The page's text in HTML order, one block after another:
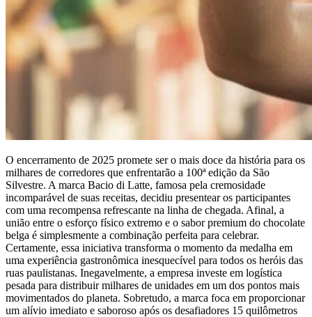
O encerramento de 2025 promete ser o mais doce da história para os
milhares de corredores que enfrentarão a 100ª edição da São
Silvestre. A marca Bacio di Latte, famosa pela cremosidade
incomparável de suas receitas, decidiu presentear os participantes
com uma recompensa refrescante na linha de chegada. Afinal, a
união entre o esforço físico extremo e o sabor premium do chocolate
belga é simplesmente a combinação perfeita para celebrar.
Certamente, essa iniciativa transforma o momento da medalha em
uma experiência gastronômica inesquecível para todos os heróis das
ruas paulistanas. Inegavelmente, a empresa investe em logística
pesada para distribuir milhares de unidades em um dos pontos mais
movimentados do planeta. Sobretudo, a marca foca em proporcionar
um alívio imediato e saboroso após os desafiadores 15 quilômetros